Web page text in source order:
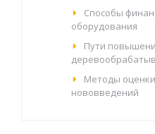
Способы
оборудования
Пути
Методы
нововведений